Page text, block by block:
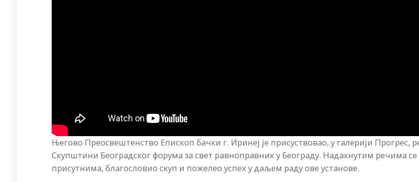
Његово Преосвештенство Епископ бачки г. Иринеј је присуствовао, у галерији Прогрес,
Скупштини Београдског форума за свет равноправних у Београду. Надахнутим речима
присутнима, благословио скуп и пожелео успех у даљем раду ове установе.